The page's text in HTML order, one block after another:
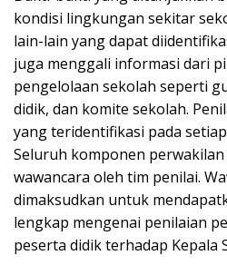
kondisi lingkungan sekitar
lain-lain yang dapat
juga menggali informasi dari
pengelolaan sekolah seperti
didik, dan komite sekolah.
yang teridentifikasi pada
Seluruh komponen
wawancara oleh tim penilai.
dimaksudkan untuk
lengkap mengenai penilaian
peserta didik terhadap Kepala